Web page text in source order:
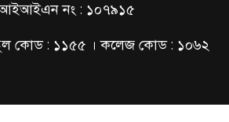
নং : ১০৭৯১৫
কোড : ১১৫৫ । কলেজ কোড : ১০৬২